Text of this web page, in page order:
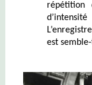
répétition
est